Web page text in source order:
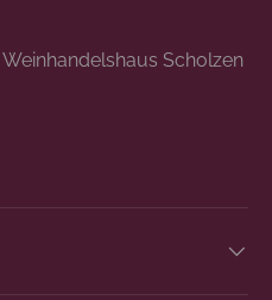
Scholzen